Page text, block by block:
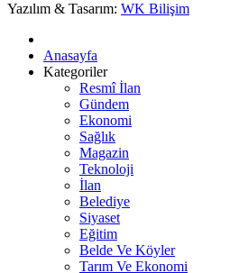
Yazılım & Tasarım: WK Bilişim
Anasayfa
Kategoriler
Resmî İlan
Gündem
Ekonomi
Sağlık
Magazin
Teknoloji
İlan
Belediye
Siyaset
Eğitim
Belde Ve Köyler
Tarım Ve Ekonomi